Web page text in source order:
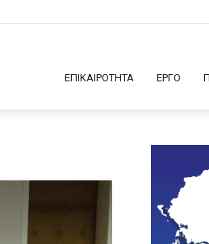
ΕΠΙΚΑΙΡΟΤΗΤΑ ΕΡΓΟ